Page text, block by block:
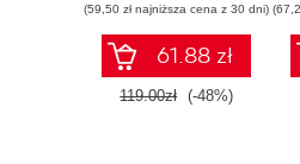
(59,50 zł najniższa cena z 30 dni)
61.88 zł
119.00zł (-48%)